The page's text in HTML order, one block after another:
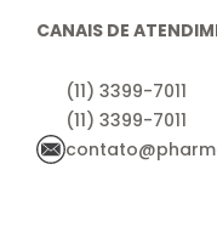
CANAIS DE
(11) 3399-7011
(11) 3399-7011